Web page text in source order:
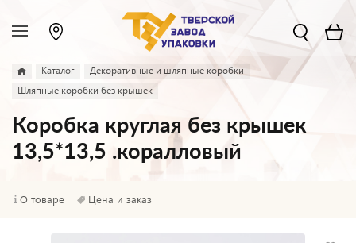
Каталог
Декоративные и шляпные коробки
Шляпные коробки без крышек
Коробка круглая без крышек
13,5*13,5 .коралловый
О товаре Цена и заказ